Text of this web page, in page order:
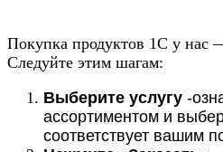
Покупка продуктов 1С у нас
Следуйте этим шагам:
Выберите услугу -
ассортиментом и
соответствует вашим